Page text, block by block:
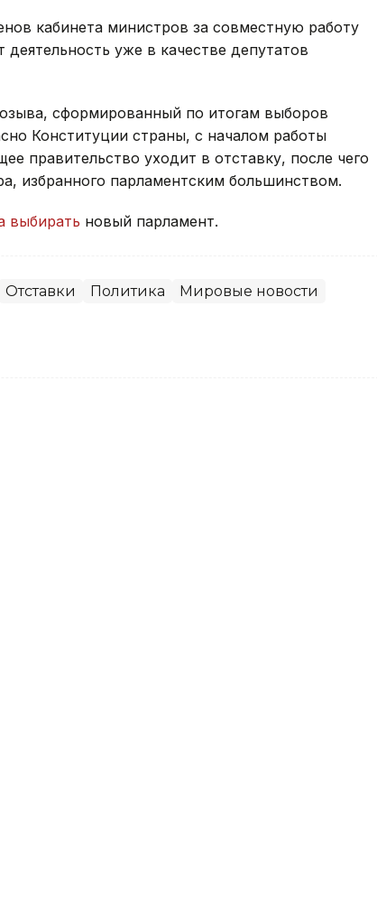
кабинета министров за совместную работу
уже в качестве депутатов
сформированный по итогам выборов
Конституции страны, с началом работы
правительство уходит в отставку, после чего
избранного парламентским большинством.
выбирать новый парламент.
Отставки Политика Мировые новости